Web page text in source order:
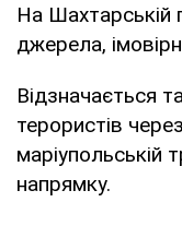
На Шахтарській
джерела,
Відзначається
терористів
маріупольській
напрямку.